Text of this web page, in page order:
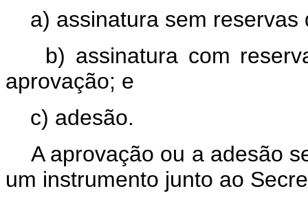
a) assinatura sem reservas
b) assinatura com
aprovação; e
c) adesão.
A aprovação ou a adesão
um instrumento junto ao